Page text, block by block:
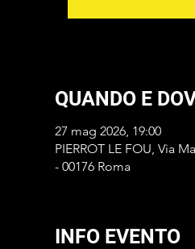
QUANDO E
27 mag 2026, 19:00
PIERROT LE FOU, Via
- 00176 Roma
INFO EVENTO